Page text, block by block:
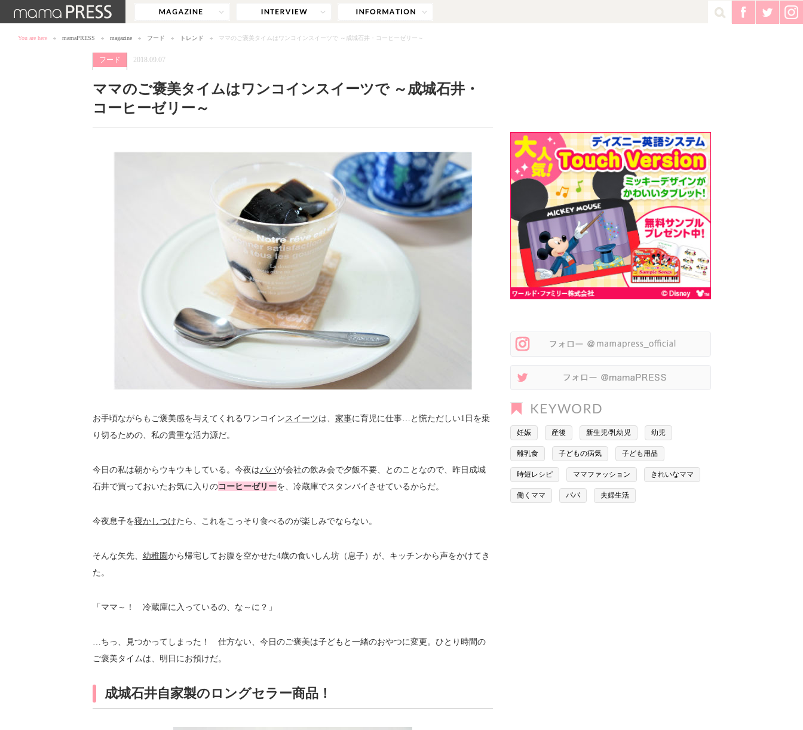
You are here mamaPRESS magazine フード トレンド ママのご褒美タイムはワンコインスイーツで ～成城石井・コーヒーゼリー～
フード 2018.09.07
ママのご褒美タイムはワンコインスイーツで ～成城石井・
コーヒーゼリー～
お手頃ながらもご褒美感を与えてくれるワンコインスイーツは、 家事に育児に仕事…と慌ただしい1日を乗
り切るための、私の貴重な活力源だ。
今日の私は朝からウキウキしている。今夜はパパが会社の飲み会で夕飯不要、とのことなので、昨日成城
石井で買っておいたお気に入りのコーヒーゼリーを、冷蔵庫でスタンバイさせているからだ。
今夜息子を寝かしつけたら、これをこっそり食べるのが楽しみでならない。
そんな矢先、 幼稚園から帰宅してお腹を空かせた4歳の食いしん坊（息子）が、キッチンから声をかけてき
た。
「ママ～！ 冷蔵庫に入っているの、な～に？」
…ちっ、見つかってしまった！ 仕方ない、今日のご褒美は子どもと一緒のおやつに変更。ひとり時間の
ご褒美タイムは、明日にお預けだ。
成城石井自家製のロングセラー商品！
妊娠 産後 新生児/乳幼児 幼児
離乳食 子どもの病気 子ども用品
時短レシピ ママファッション きれいなママ
働くママ パパ 夫婦生活